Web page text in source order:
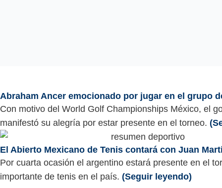
Abraham Ancer emocionado por jugar en el grupo
Con motivo del World Golf Championships México, el
manifestó su alegría por estar presente en el torneo.
El Abierto Mexicano de Tenis contará con Juan
Por cuarta ocasión el argentino estará presente en el
importante de tenis en el país. (Seguir leyendo)